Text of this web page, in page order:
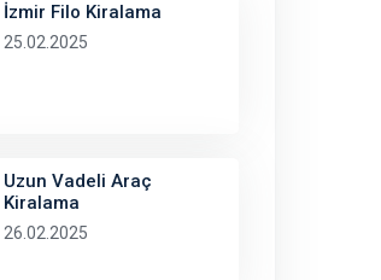
İzmir Filo Kiralama
25.02.2025
Uzun Vadeli Araç
Kiralama
26.02.2025